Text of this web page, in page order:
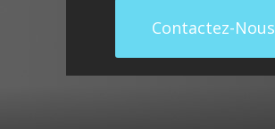
Contactez-Nous